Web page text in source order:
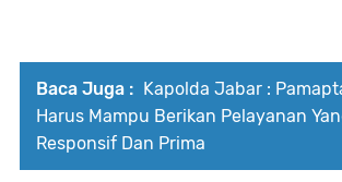
Baca Juga : Kapolda Jabar :
Harus Mampu Berikan Pelayanan
Responsif Dan Prima